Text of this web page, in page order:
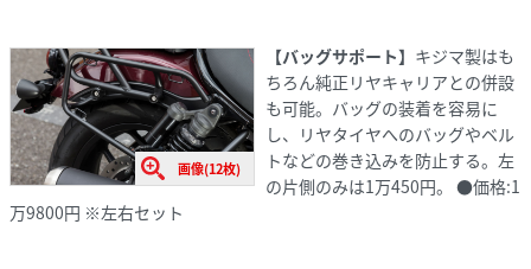
画像(12枚)
【バッグサポート】 キジマ製はも
ちろん純正リヤキャリアとの併設
も可能。バッグの装着を容易に
し、リヤタイヤへのバッグやベル
トなどの巻き込みを防止する。左
の片側のみは1万450円。 ●価格:1
万9800円 ※左右セット